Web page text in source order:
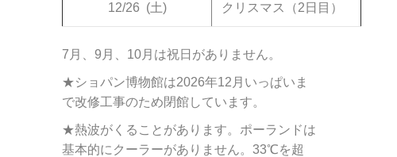
12/26 (土) クリスマス（2日目）
7月、9月、10月は祝日がありません。
★ショパン博物館は2026年12月いっぱいま
で改修工事のため閉館しています。
★熱波がくることがあります。ポーランドは
基本的にクーラーがありません。33℃を超